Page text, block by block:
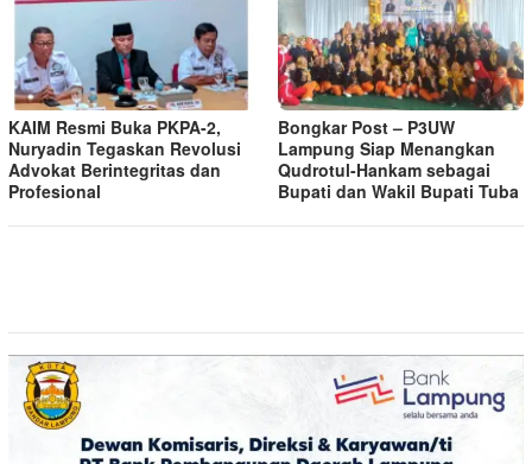
KAIM Resmi Buka PKPA-2,
Nuryadin Tegaskan Revolusi
Advokat Berintegritas dan
Profesional
Bongkar Post – P3UW
Lampung Siap Menangkan
Qudrotul-Hankam sebagai
Bupati dan Wakil Bupati Tuba